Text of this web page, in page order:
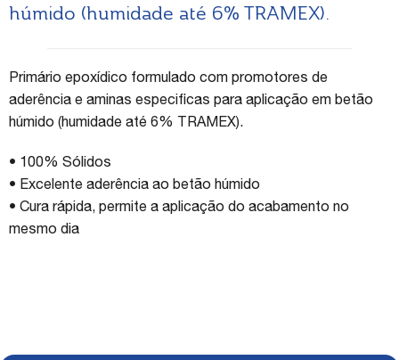
húmido (humidade até 6% TRAMEX).
Primário epoxídico formulado com promotores de
aderência e aminas especificas para aplicação em betão
húmido (humidade até 6% TRAMEX).
• 100% Sólidos
• Excelente aderência ao betão húmido
• Cura rápida, permite a aplicação do acabamento no
mesmo dia